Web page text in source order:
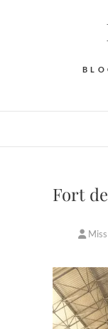
Fort
Miss